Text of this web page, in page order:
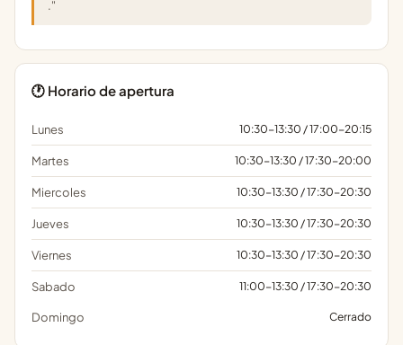
."
🕐 Horario de apertura
Lunes 10:30-13:30 / 17:00-20:15
Martes 10:30-13:30 / 17:30-20:00
Miercoles 10:30-13:30 / 17:30-20:30
Jueves 10:30-13:30 / 17:30-20:30
Viernes 10:30-13:30 / 17:30-20:30
Sabado 11:00-13:30 / 17:30-20:30
Domingo Cerrado